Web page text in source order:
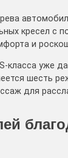
кресел с
и
класса уже
шесть
для